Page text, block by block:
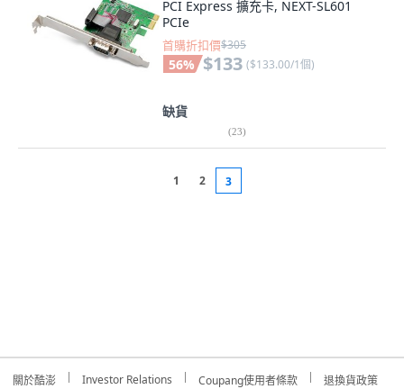
PCI Express 擴充卡, NEXT-SL601
PCIe
首購折扣價$305
56% $133 ($133.00/1個)
缺貨
(23)
1 2 3
關於酷澎 Investor Relations Coupang使用者條款
退換貨政策